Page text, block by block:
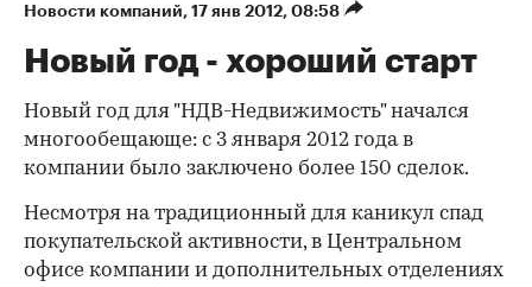
Новости компаний⁠, 17 янв 2012, 08:58
Новый год - хороший старт
Новый год для "НДВ-Недвижимость" начался
многообещающе: с 3 января 2012 года в
компании было заключено более 150 сделок.
Несмотря на традиционный для каникул спад
покупательской активности, в Центральном
офисе компании и дополнительных отделениях